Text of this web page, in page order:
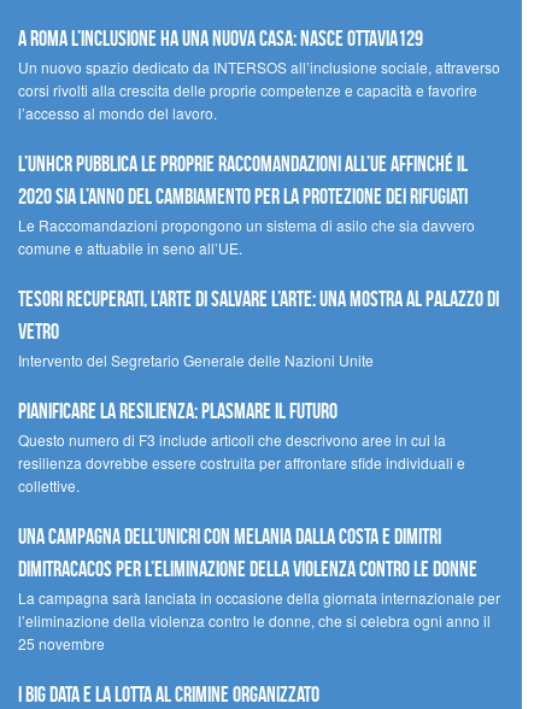
A Roma l’inclusione ha una nuova casa: nasce Ottavia129
Un nuovo spazio dedicato da INTERSOS all’inclusione sociale, attraverso
corsi rivolti alla crescita delle proprie competenze e capacità e favorire
l’accesso al mondo del lavoro.
L’UNHCR pubblica le proprie raccomandazioni all’UE affinché il
2020 sia l’anno del cambiamento per la protezione dei rifugiati
Le Raccomandazioni propongono un sistema di asilo che sia davvero
comune e attuabile in seno all’UE.
Tesori recuperati, l’arte di salvare l’arte: una mostra al Palazzo di
Vetro
Intervento del Segretario Generale delle Nazioni Unite
Pianificare la resilienza: plasmare il futuro
Questo numero di F3 include articoli che descrivono aree in cui la
resilienza dovrebbe essere costruita per affrontare sfide individuali e
collettive.
Una campagna dell’UNICRI con Melania Dalla Costa e Dimitri
Dimitracacos per l’eliminazione della violenza contro le donne
La campagna sarà lanciata in occasione della giornata internazionale per
l’eliminazione della violenza contro le donne, che si celebra ogni anno il
25 novembre
I Big Data e la lotta al crimine organizzato